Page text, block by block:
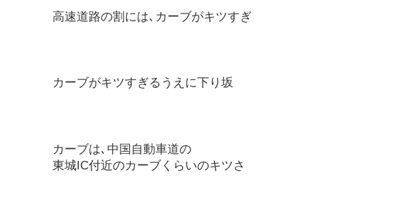
高速道路の割には､カーブがキツすぎ
カーブがキツすぎるうえに下り坂
カーブは､中国自動車道の
東城IC付近のカーブくらいのキツさ